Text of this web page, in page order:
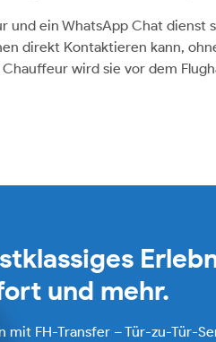
ein WhatsApp Chat dienst
direkt Kontaktieren kann,
wird sie vor dem
und mehr.
mit FH-Transfer – Tür-zu-Tür-